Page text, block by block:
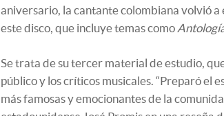
aniversario, la cantante colombiana volvió a
este disco, que incluye temas como
Se trata de su tercer material de estudio,
público y los críticos musicales. “Preparó el
más famosas y emocionantes de la